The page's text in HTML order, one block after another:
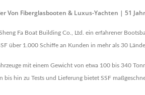
Von Fiberglasbooten & Luxus-Yachten | 51
Fa Boat Building Co., Ltd. ein erfahrener
über 1.000 Schiffe an Kunden in mehr als 30
mit einem Gewicht von etwa 100 bis 340
hin zu Tests und Lieferung bietet SSF